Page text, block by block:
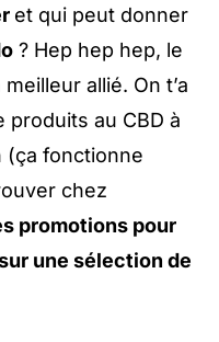
et qui peut donner
? Hep hep hep, le
allié. On t’a
au CBD à
(ça fonctionne
chez
promotions pour
une sélection de